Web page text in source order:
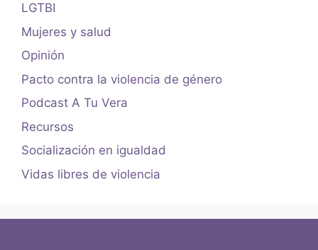
LGTBI
Mujeres y salud
Opinión
Pacto contra la violencia de género
Podcast A Tu Vera
Recursos
Socialización en igualdad
Vidas libres de violencia